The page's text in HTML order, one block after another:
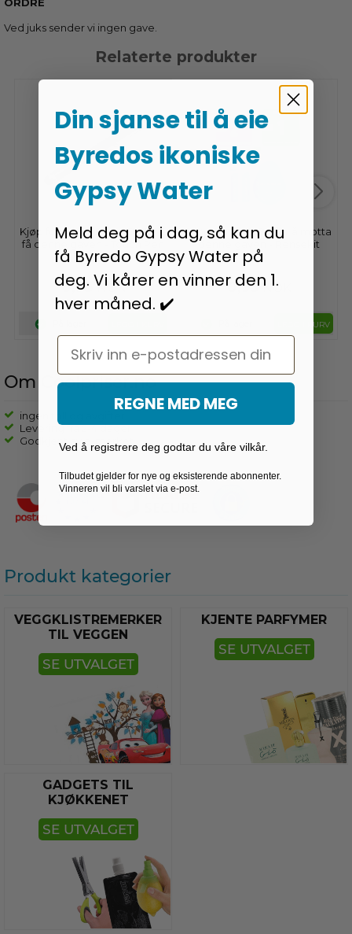
ORDRE
Ved juks sender vi ingen gave.
Relaterte produkter
Kjøp for minimum 1 NOK for å
få denne gaven - Touch Pen
0,95NOK
Kjøp minst 1 NOK for å motta
denne gaven - Rensekit
0,95 NOK
LEGG I KURV
Om Coolpriser.no
ingen toll og avgifter
Levering fra 2-4 dager
Godkjent av e-merket
Produkt kategorier
VEGGKLISTREMERKER
TIL VEGGEN
SE UTVALGET
KJENTE PARFYMER
SE UTVALGET
GADGETS TIL
KJØKKENET
SE UTVALGET
Din sjanse til å eie
Byredos ikoniske
Gypsy Water
Meld deg på i dag, så kan du
få Byredo Gypsy Water på
deg. Vi kårer en vinner den 1.
hver måned. ✔️
Email
REGNE MED MEG
Ved å registrere deg godtar du våre vilkår.
Tilbudet gjelder for nye og eksisterende abonnenter.
Vinneren vil bli varslet via e-post.